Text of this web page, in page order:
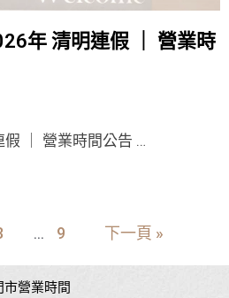
年 清明連假 ｜ 營業時
假 ｜ 營業時間公告 …
... 9 下一頁 »
市營業時間